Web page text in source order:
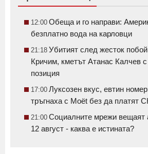
12:00 Обеща и го направи:
безплатно вода на карловци
21:18 Убитият след жесток
Кричим, кметът Атанас Калчев
позиция
17:00 Луксозен вкус, евтин
тръгнаха с Moët без да платят
21:00 Социалните мрежи вещаят
12 август - каква е истината?